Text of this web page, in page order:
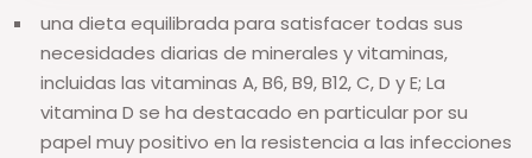
una dieta equilibrada para satisfacer todas sus
necesidades diarias de minerales y vitaminas,
incluidas las vitaminas A, B6, B9, B12, C, D y E; La
vitamina D se ha destacado en particular por su
papel muy positivo en la resistencia a las infecciones